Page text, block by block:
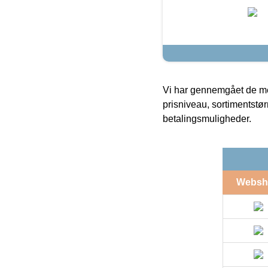
Vi har gennemgået de
prisniveau,
betalingsmuligheder.